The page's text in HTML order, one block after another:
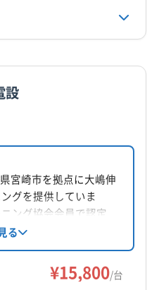
岡市
向市
日南市
児湯郡川南町
設
宮崎市を拠点に大嶋伸
グを提供していま
ング協会会員で認定
有。損害賠償保険加
応し、防カビ抗菌コ
作業を心がけ、快適
る
¥15,800/台